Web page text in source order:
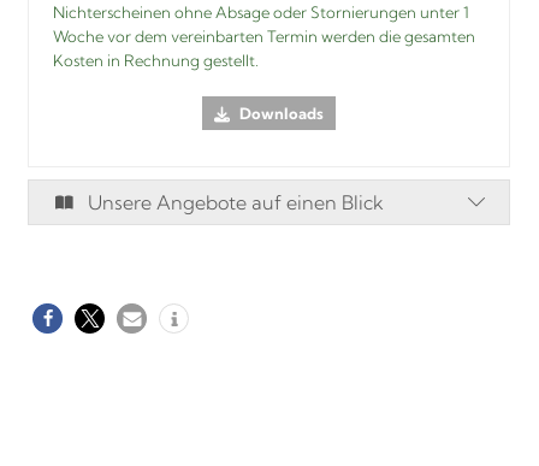
Nichterscheinen ohne Absage oder Stornierungen unter 1
Woche vor dem vereinbarten Termin werden die gesamten
Kosten in Rechnung gestellt.
Downloads
Unsere Angebote auf einen Blick